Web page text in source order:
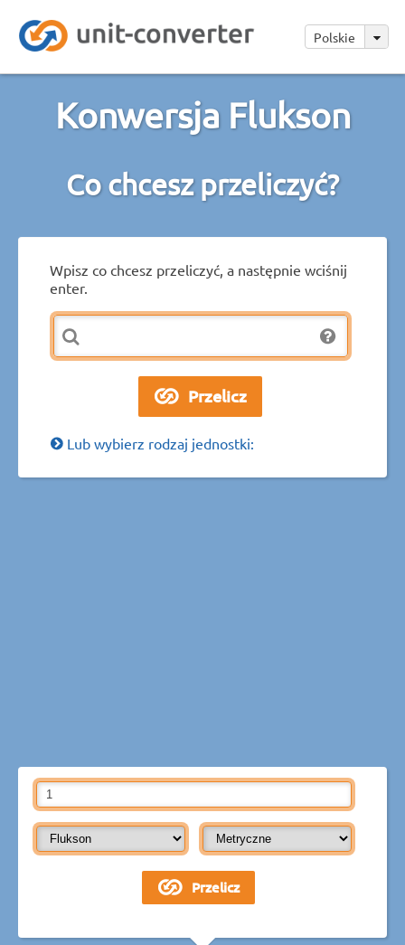
Polskie
Konwersja Flukson
Co chcesz przeliczyć?
Wpisz co chcesz przeliczyć, a następnie wciśnij
enter.
Lub wybierz rodzaj jednostki: